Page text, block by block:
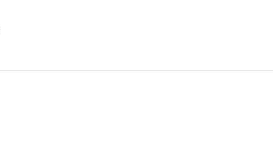
reducere la